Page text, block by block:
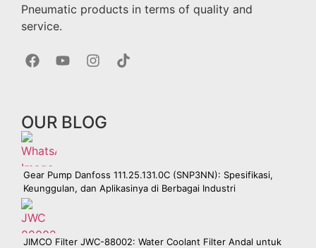
Pneumatic products in terms of quality and
service.
OUR BLOG
Gear Pump Danfoss 111.25.131.0C (SNP3NN): Spesifikasi,
Keunggulan, dan Aplikasinya di Berbagai Industri
JIMCO Filter JWC-88002: Water Coolant Filter Andal untuk